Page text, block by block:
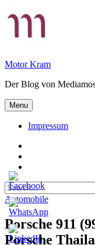
to
Motor Kram
Der Blog von
Menu
Impressum
Einstellungen
Search
for:
Categories
Automobile
Porsche 911
Porsche